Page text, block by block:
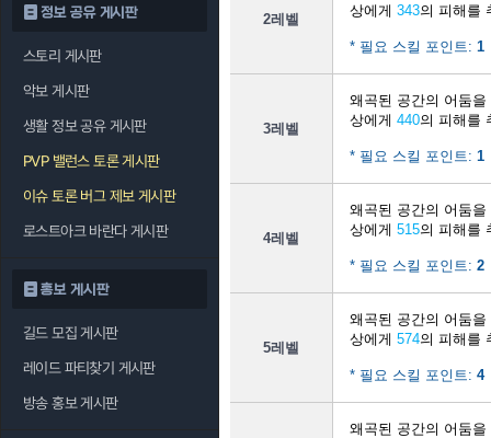
정보 공유 게시판
스토리 게시판
악보 게시판
생활 정보 공유 게시판
PVP 밸런스 토론 게시판
이슈 토론 버그 제보 게시판
로스트아크 바란다 게시판
홍보 게시판
길드 모집 게시판
레이드 파티찾기 게시판
방송 홍보 게시판
2레벨
상에게 343의 피해를
* 필요 스킬 포인트: 1
3레벨
왜곡된 공간의 어둠
상에게 440의 피해를
* 필요 스킬 포인트: 1
4레벨
왜곡된 공간의 어둠
상에게 515의 피해를
* 필요 스킬 포인트: 2
5레벨
왜곡된 공간의 어둠
상에게 574의 피해를
* 필요 스킬 포인트: 4
왜곡된 공간의 어둠